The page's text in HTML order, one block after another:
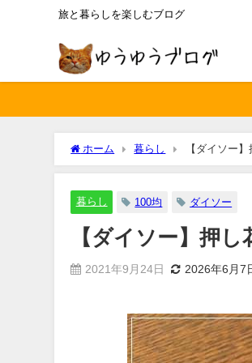
旅と暮らしを楽しむブログ
ホーム 暮らし 【ダイソー
暮らし 100均 ダイソー
【ダイソー】押
2021年9月24日 2026年6月7